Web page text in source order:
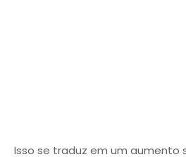
Isso se traduz em um aumento